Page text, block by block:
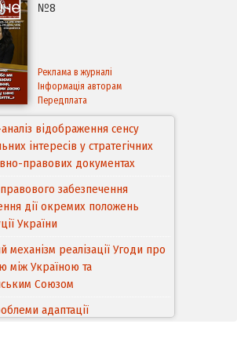
№8
Реклама в журналі
Інформація авторам
Передплата
відображення сенсу
інтересів у стратегічних
правових документах
забезпечення
дії окремих положень
України
механізм реалізації Угоди про
між Україною та
Cоюзом
адаптації